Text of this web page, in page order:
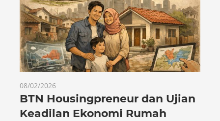
08/02/2026
BTN Housingpreneur dan Ujian
Keadilan Ekonomi Rumah